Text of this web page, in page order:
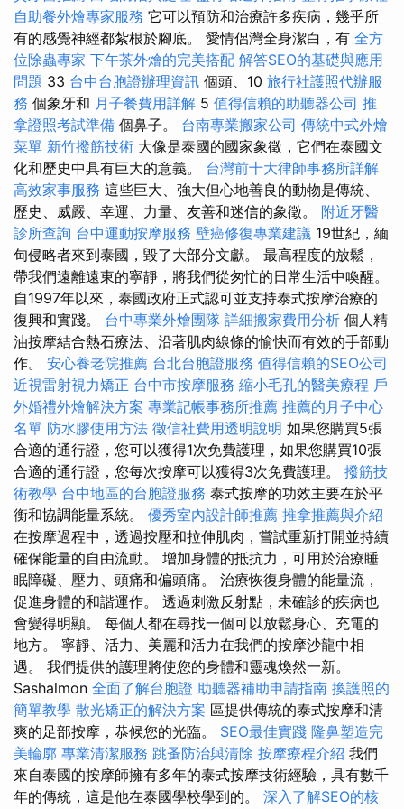
自助餐外燴專家服務 它可以預防和治療許多疾病，幾乎所
有的感覺神經都紮根於腳底。 愛情侶灣全身潔白，有 全方
位除蟲專家 下午茶外燴的完美搭配 解答SEO的基礎與應用
問題 33 台中台胞證辦理資訊 個頭、10 旅行社護照代辦服
務 個象牙和 月子餐費用詳解 5 值得信賴的助聽器公司 推
拿證照考試準備 個鼻子。 台南專業搬家公司 傳統中式外燴
菜單 新竹撥筋技術 大像是泰國的國家象徵，它們在泰國文
化和歷史中具有巨大的意義。 台灣前十大律師事務所詳解
高效家事服務 這些巨大、強大但心地善良的動物是傳統、
歷史、威嚴、幸運、力量、友善和迷信的象徵。 附近牙醫
診所查詢 台中運動按摩服務 壁癌修復專業建議 19世紀，緬
甸侵略者來到泰國，毀了大部分文獻。 最高程度的放鬆，
帶我們遠離遠東的寧靜，將我們從匆忙的日常生活中喚醒。
自1997年以來，泰國政府正式認可並支持泰式按摩治療的
復興和實踐。 台中專業外燴團隊 詳細搬家費用分析 個人精
油按摩結合熱石療法、沿著肌肉線條的愉快而有效的手部動
作。 安心養老院推薦 台北台胞證服務 值得信賴的SEO公司
近視雷射視力矯正 台中市按摩服務 縮小毛孔的醫美療程 戶
外婚禮外燴解決方案 專業記帳事務所推薦 推薦的月子中心
名單 防水膠使用方法 徵信社費用透明說明 如果您購買5張
合適的通行證，您可以獲得1次免費護理，如果您購買10張
合適的通行證，您每次按摩可以獲得3次免費護理。 撥筋技
術教學 台中地區的台胞證服務 泰式按摩的功效主要在於平
衡和協調能量系統。 優秀室內設計師推薦 推拿推薦與介紹
在按摩過程中，透過按壓和拉伸肌肉，嘗試重新打開並持續
確保能量的自由流動。 增加身體的抵抗力，可用於治療睡
眠障礙、壓力、頭痛和偏頭痛。 治療恢復身體的能量流，
促進身體的和諧運作。 透過刺激反射點，未確診的疾病也
會變得明顯。 每個人都在尋找一個可以放鬆身心、充電的
地方。 寧靜、活力、美麗和活力在我們的按摩沙龍中相
遇。 我們提供的護理將使您的身體和靈魂煥然一新。
Sashalmon 全面了解台胞證 助聽器補助申請指南 換護照的
簡單教學 散光矯正的解決方案 區提供傳統的泰式按摩和清
爽的足部按摩，恭候您的光臨。 SEO最佳實踐 隆鼻塑造完
美輪廓 專業清潔服務 跳蚤防治與清除 按摩療程介紹 我們
來自泰國的按摩師擁有多年的泰式按摩技術經驗，具有數千
年的傳統，這是他在泰國學校學到的。 深入了解SEO的核